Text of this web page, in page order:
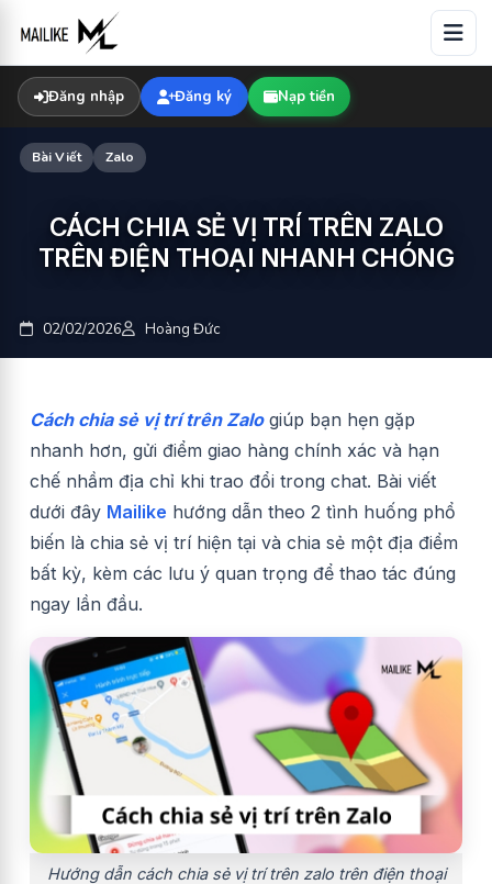
content
Đăng nhập Đăng ký Nạp tiền
Bài Viết Zalo
CÁCH CHIA SẺ VỊ TRÍ TRÊN ZALO
TRÊN ĐIỆN THOẠI NHANH CHÓNG
02/02/2026 Hoàng Đức
Cách chia sẻ vị trí trên Zalogiúp bạn hẹn gặp
nhanh hơn, gửi điểm giao hàng chính xác và hạn
chế nhầm địa chỉ khi trao đổi trong chat. Bài viết
dưới đây Mailike hướng dẫn theo 2 tình huống phổ
biến là chia sẻ vị trí hiện tại và chia sẻ một địa điểm
bất kỳ, kèm các lưu ý quan trọng để thao tác đúng
ngay lần đầu.
Hướng dẫn cách chia sẻ vị trí trên zalo trên điện thoại